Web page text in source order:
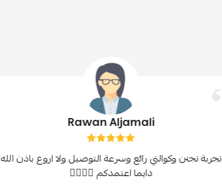
Rawan Aljamali
تجربة تجنن وكوالتي رائع وسرعة التوصيل ولا اروع باذن الله
دايما اعتمدكم 👍🏻👍🏻